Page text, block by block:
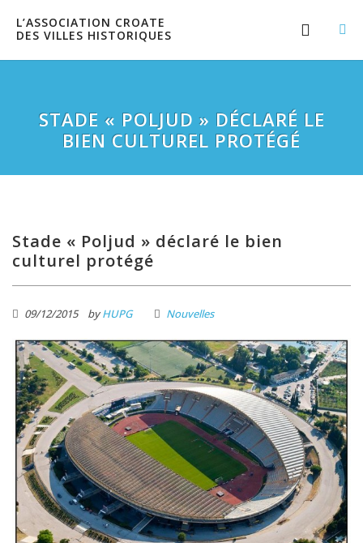
L’ASSOCIATION CROATE
DES VILLES HISTORIQUES
STADE « POLJUD » DÉCLARÉ LE
BIEN CULTUREL PROTÉGÉ
Stade « Poljud » déclaré le bien
culturel protégé
09/12/2015 byHUPG Nouvelles